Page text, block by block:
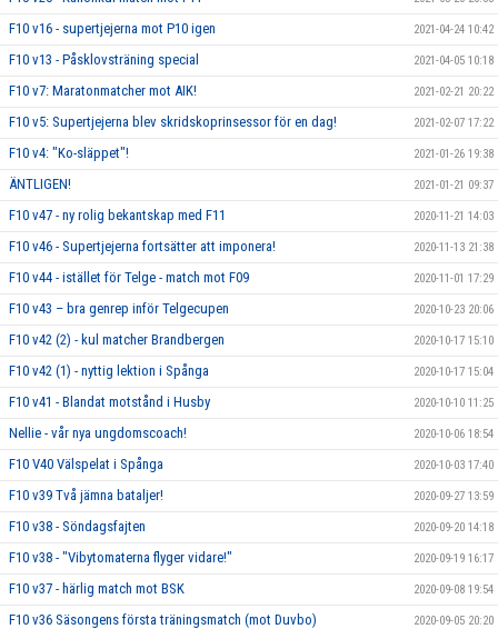
F10 v16 - supertjejerna mot P10 igen 2021-04-24 10:42
F10 v13 - Påsklovsträning special 2021-04-05 10:18
F10 v7: Maratonmatcher mot AIK! 2021-02-21 20:22
F10 v5: Supertjejerna blev skridskoprinsessor för en dag! 2021-02-07 17:22
F10 v4: "Ko-släppet"! 2021-01-26 19:38
ÄNTLIGEN! 2021-01-21 09:37
F10 v47 - ny rolig bekantskap med F11 2020-11-21 14:03
F10 v46 - Supertjejerna fortsätter att imponera! 2020-11-13 21:38
F10 v44 - istället för Telge - match mot F09 2020-11-01 17:29
F10 v43 – bra genrep inför Telgecupen 2020-10-23 20:06
F10 v42 (2) - kul matcher Brandbergen 2020-10-17 15:10
F10 v42 (1) - nyttig lektion i Spånga 2020-10-17 15:04
F10 v41 - Blandat motstånd i Husby 2020-10-10 11:25
Nellie - vår nya ungdomscoach! 2020-10-06 18:54
F10 V40 Välspelat i Spånga 2020-10-03 17:40
F10 v39 Två jämna bataljer! 2020-09-27 13:59
F10 v38 - Söndagsfajten 2020-09-20 14:18
F10 v38 - "Vibytomaterna flyger vidare!" 2020-09-19 16:17
F10 v37 - härlig match mot BSK 2020-09-08 19:54
F10 v36 Säsongens första träningsmatch (mot Duvbo) 2020-09-05 20:20